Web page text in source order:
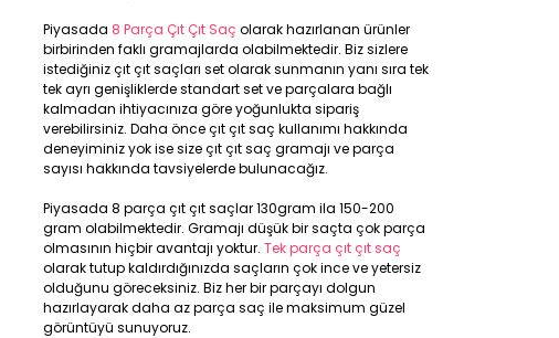
Piyasada 8 Parça Çıt Çıt Saç olarak hazırlanan ürünler
birbirinden faklı gramajlarda olabilmektedir. Biz sizlere
istediğiniz çıt çıt saçları set olarak sunmanın yanı sıra tek
tek ayrı genişliklerde standart set ve parçalara bağlı
kalmadan ihtiyacınıza göre yoğunlukta sipariş
verebilirsiniz. Daha önce çıt çıt saç kullanımı hakkında
deneyiminiz yok ise size çıt çıt saç gramajı ve parça
sayısı hakkında tavsiyelerde bulunacağız.
Piyasada 8 parça çıt çıt saçlar 130gram ila 150-200
gram olabilmektedir. Gramajı düşük bir saçta çok parça
olmasının hiçbir avantajı yoktur. Tek parça çıt çıt saç
olarak tutup kaldırdığınızda saçların çok ince ve yetersiz
olduğunu göreceksiniz. Biz her bir parçayı dolgun
hazırlayarak daha az parça saç ile maksimum güzel
görüntüyü sunuyoruz.